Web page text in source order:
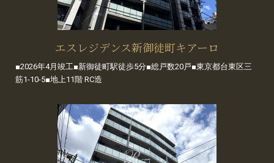
エスレジデンス新御徒町キアーロ
■2026年4月竣工■新御徒町駅徒歩5分■総戸数20戸■東京都台東区三
筋1-10-5■地上11階 RC造